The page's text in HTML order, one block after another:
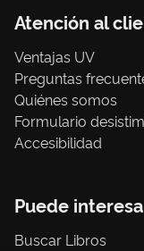
Atención al
Ventajas UV
Preguntas
Quiénes somos
Formulario
Accesibilidad
Puede
Buscar Libros